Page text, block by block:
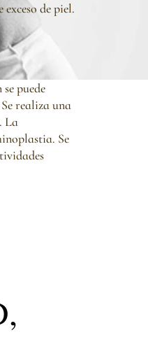
de piel.
puede
realiza una
La
Se